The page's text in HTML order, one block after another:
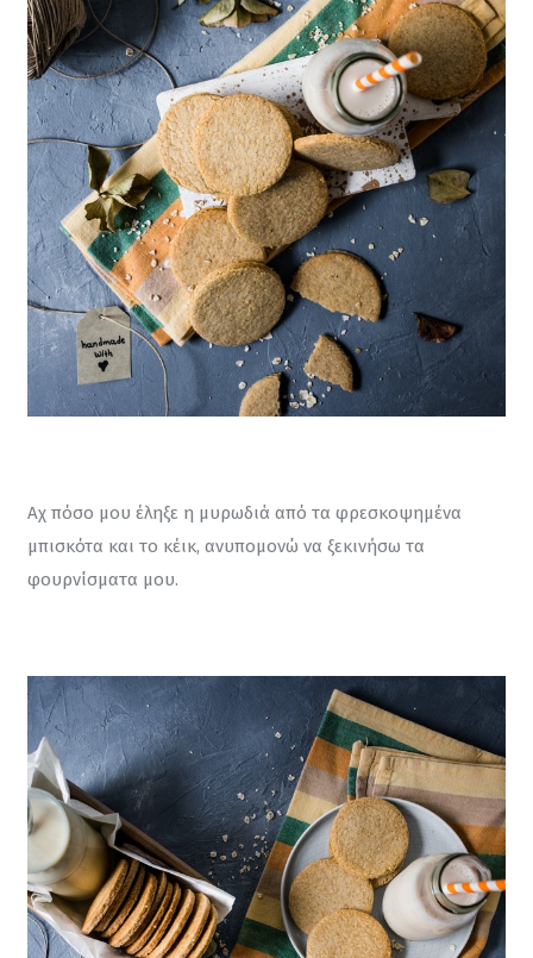
Αχ πόσο μου έληξε η μυρωδιά από τα φρεσκοψημένα
μπισκότα και το κέικ, ανυπομονώ να ξεκινήσω τα
φουρνίσματα μου.